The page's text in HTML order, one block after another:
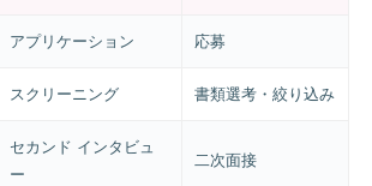
アプリケーション 応募
スクリーニング 書類選考・絞り込み
セカンド インタビュ
ー
二次面接